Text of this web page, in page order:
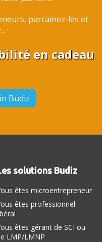
parrainez-les et
en cadeau
Budiz
solutions Budiz
êtes microentrepreneur
êtes professionnel
êtes gérant de SCI ou
LMP/LMNP